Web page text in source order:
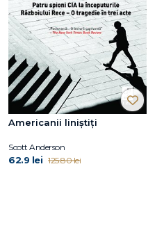
Americanii liniștiți
Scott Anderson
62.9 lei 125.80 lei